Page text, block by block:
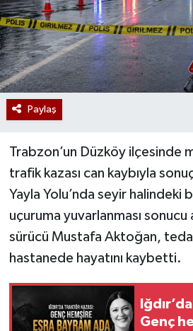
Paylaş
Trabzon’un Düzköy ilçesinde
trafik kazası can kaybıyla
Yayla Yolu’nda seyir halindeki
uçuruma yuvarlanması sonucu
sürücü Mustafa Aktoğan,
hastanede hayatını kaybetti.
Genç